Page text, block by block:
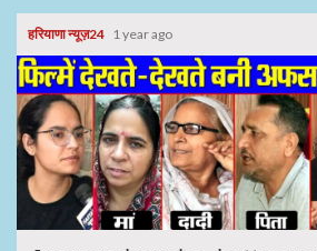
हरियाणा न्यूज़24 1 year ago